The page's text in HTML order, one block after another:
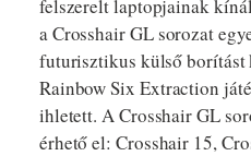
felszerelt laptopjainak
a Crosshair GL sorozat
futurisztikus külső borítást
Rainbow Six Extraction
ihletett. A Crosshair GL
érhető el: Crosshair 15,